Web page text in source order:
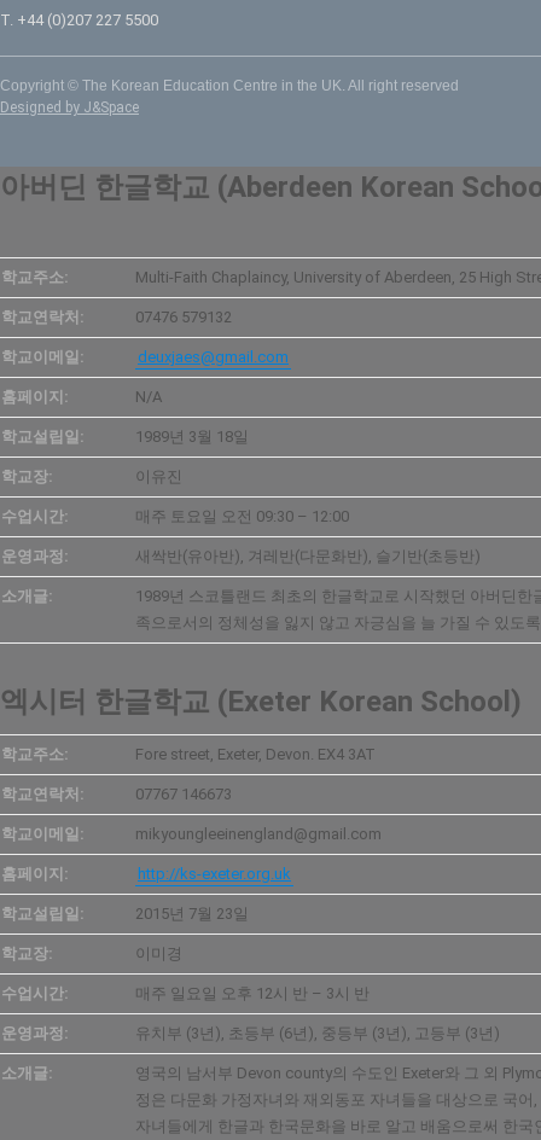
T. +44 (0)207 227 5500
Copyright © The Korean Education Centre in the UK. All right reserved
Designed by J&Space
아버딘 한글학교 (Aberdeen Korean
학교주소: Multi-Faith Chaplaincy, University of Aberdeen, 25 High
학교연락처: 07476 579132
학교이메일: deuxjaes@gmail.com
홈페이지: N/A
학교설립일: 1989년 3월 18일
학교장: 이유진
수업시간: 매주 토요일 오전 09:30 – 12:00
운영과정: 새싹반(유아반), 겨레반(다문화반), 슬기반(초등반)
소개글:
1989년 스코틀랜드 최초의 한글학교로 시작했던 아버딘
족으로서의 정체성을 잃지 않고 자긍심을 늘 가질 수 있도
엑시터 한글학교 (Exeter Korean School)
학교주소: Fore street, Exeter, Devon. EX4 3AT
학교연락처: 07767 146673
학교이메일: mikyoungleeinengland@gmail.com
홈페이지: http://ks-exeter.org.uk
학교설립일: 2015년 7월 23일
학교장: 이미경
수업시간: 매주 일요일 오후 12시 반 – 3시 반
운영과정: 유치부 (3년), 초등부 (6년), 중등부 (3년), 고등부 (3년)
소개글:
영국의 남서부 Devon county의 수도인 Exeter와 그 외
정은 다문화 가정자녀와 재외동포 자녀들을 대상으로 국
자녀들에게 한글과 한국문화을 바로 알고 배움으로써 한